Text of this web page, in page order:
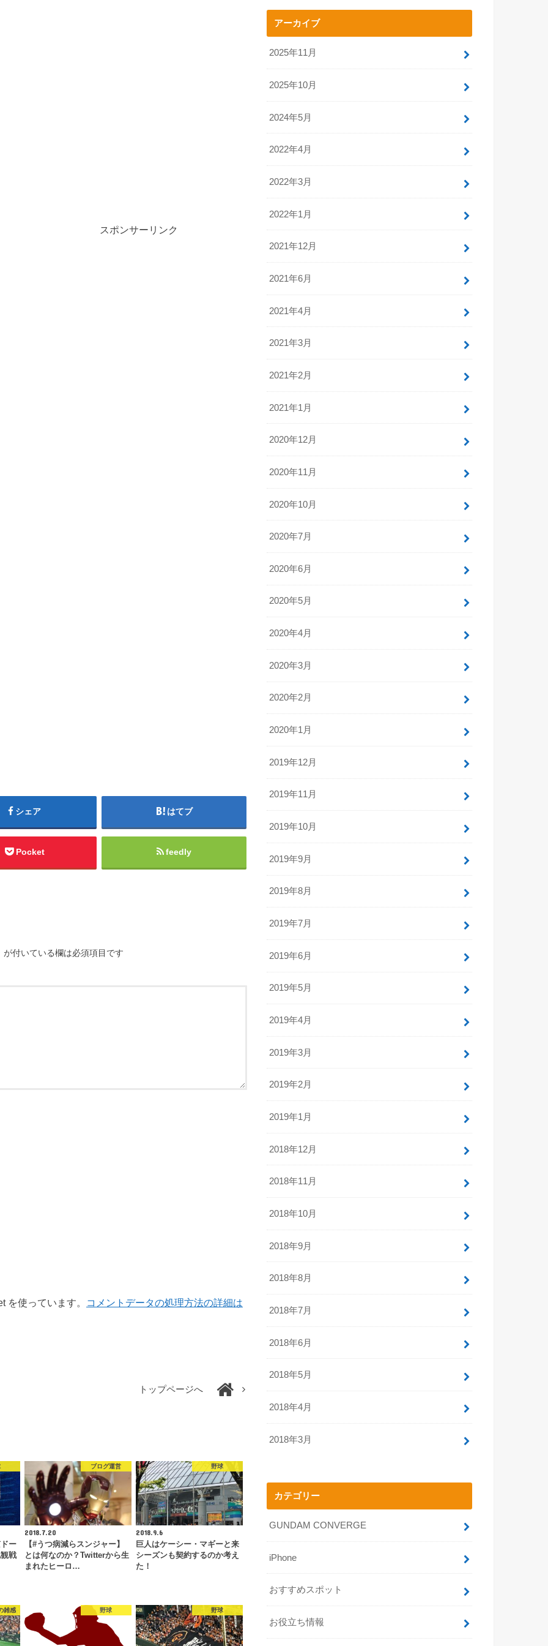
スポンサーリンク
シェア はてブ
Pocket feedly
が付いている欄は必須項目です
を使っています。 コメントデータの処理方法の詳細は
トップページへ
ー
戦
ブログ運営
2018.7.20
【#うつ病減らスンジャー】
とは何なのか？Twitterから生
まれたヒーロ…
野球
2018.9.6
巨人はケーシー・マギーと来
シーズンも契約するのか考え
た！
雑感 野球 野球
アーカイブ
2025年11月
2025年10月
2024年5月
2022年4月
2022年3月
2022年1月
2021年12月
2021年6月
2021年4月
2021年3月
2021年2月
2021年1月
2020年12月
2020年11月
2020年10月
2020年7月
2020年6月
2020年5月
2020年4月
2020年3月
2020年2月
2020年1月
2019年12月
2019年11月
2019年10月
2019年9月
2019年8月
2019年7月
2019年6月
2019年5月
2019年4月
2019年3月
2019年2月
2019年1月
2018年12月
2018年11月
2018年10月
2018年9月
2018年8月
2018年7月
2018年6月
2018年5月
2018年4月
2018年3月
カテゴリー
GUNDAM CONVERGE
iPhone
おすすめスポット
お役立ち情報